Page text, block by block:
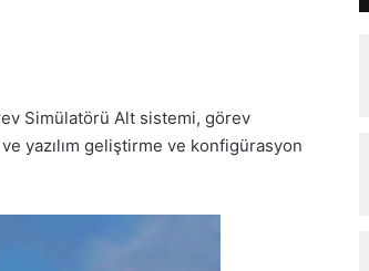
Simülatörü Alt sistemi, görev
yazılım geliştirme ve konfigürasyon